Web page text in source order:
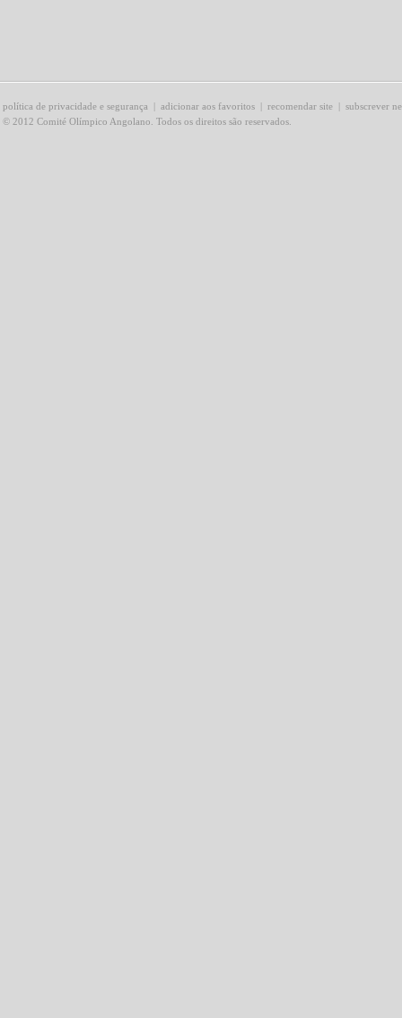
política de privacidade e segurança | adicionar aos favoritos | recomendar site | subscrever
© 2012 Comité Olímpico Angolano. Todos os direitos são reservados.